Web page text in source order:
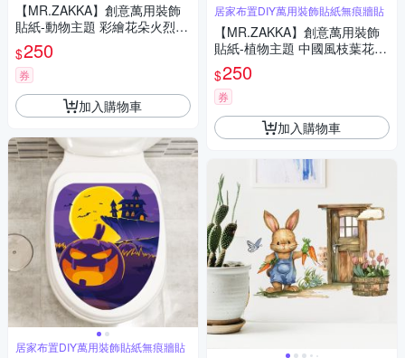
【MR.ZAKKA】創意萬用裝飾
貼紙-動物主題 彩繪花朵火烈鳥
居家布置 DIY可移式壁貼 無痕
壁貼 牆貼
$250
券
加入購物車
居家布置DIY萬用裝飾貼紙無痕牆貼
居家布置DIY萬用裝飾貼紙無痕牆貼
【MR.ZAKKA】創意萬用裝飾
貼紙-植物主題 中國風枝葉花朵
A款 居家節慶布置 DIY可移式壁
貼 無痕壁貼 牆貼
$250
券
加入購物車